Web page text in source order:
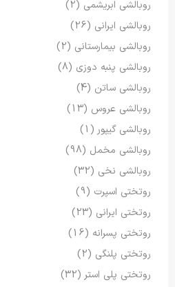
روبالشی ابریشمی (2)
روبالشی ایرانی (26)
روبالشی بیمارستانی (2)
روبالشی پنبه دوزی (8)
روبالشی ساتن (4)
روبالشی عروس (13)
روبالشی گیپور (1)
روبالشی مخمل (98)
روبالشی نخی (32)
روتختی اسپرت (9)
روتختی ایرانی (23)
روتختی پسرانه (16)
روتختی پلنگی (2)
روتختی پلی استر (32)